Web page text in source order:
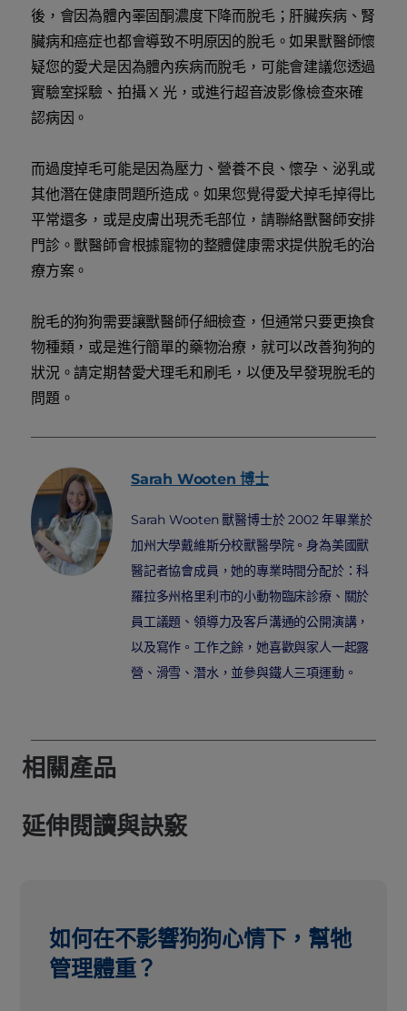
後，會因為體內睪固酮濃度下降而脫毛；肝臟疾病、腎
臟病和癌症也都會導致不明原因的脫毛。如果獸醫師懷
疑您的愛犬是因為體內疾病而脫毛，可能會建議您透過
實驗室採驗、拍攝 X 光，或進行超音波影像檢查來確
認病因。
而過度掉毛可能是因為壓力、營養不良、懷孕、泌乳或
其他潛在健康問題所造成。如果您覺得愛犬掉毛掉得比
平常還多，或是皮膚出現禿毛部位，請聯絡獸醫師安排
門診。獸醫師會根據寵物的整體健康需求提供脫毛的治
療方案。
脫毛的狗狗需要讓獸醫師仔細檢查，但通常只要更換食
物種類，或是進行簡單的藥物治療，就可以改善狗狗的
狀況。請定期替愛犬理毛和刷毛，以便及早發現脫毛的
問題。
Sarah Wooten 博士
Sarah Wooten 獸醫博士於 2002 年畢業於
加州大學戴維斯分校獸醫學院。身為美國獸
醫記者協會成員，她的專業時間分配於：科
羅拉多州格里利市的小動物臨床診療、關於
員工議題、領導力及客戶溝通的公開演講，
以及寫作。工作之餘，她喜歡與家人一起露
營、滑雪、潛水，並參與鐵人三項運動。
相關產品
延伸閱讀與訣竅
如何在不影響狗狗心情下，幫牠
管理體重？